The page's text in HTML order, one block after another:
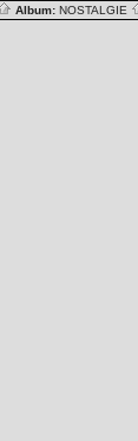
Album: NOSTALGIE